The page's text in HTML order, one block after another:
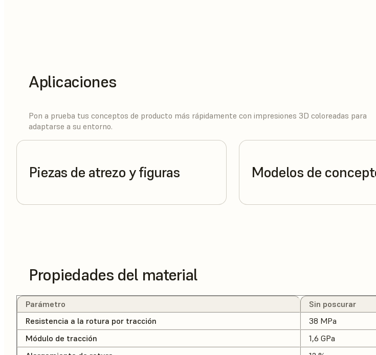
Aplicaciones
Pon a prueba tus conceptos de producto más rápidamente con impresiones 3D coloreadas para
adaptarse a su entorno.
Piezas de atrezo y figuras Modelos de
Propiedades del material
Parámetro Sin poscurar
Resistencia a la rotura por tracción
38 MPa
Módulo de tracción
1,6 GPa